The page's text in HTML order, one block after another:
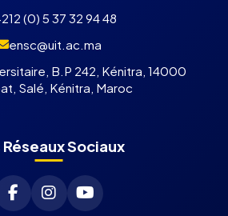
(0) 5 37 32 94 48
ensc@uit.ac.ma
B.P 242, Kénitra, 14000
Salé, Kénitra, Maroc
Réseaux Sociaux